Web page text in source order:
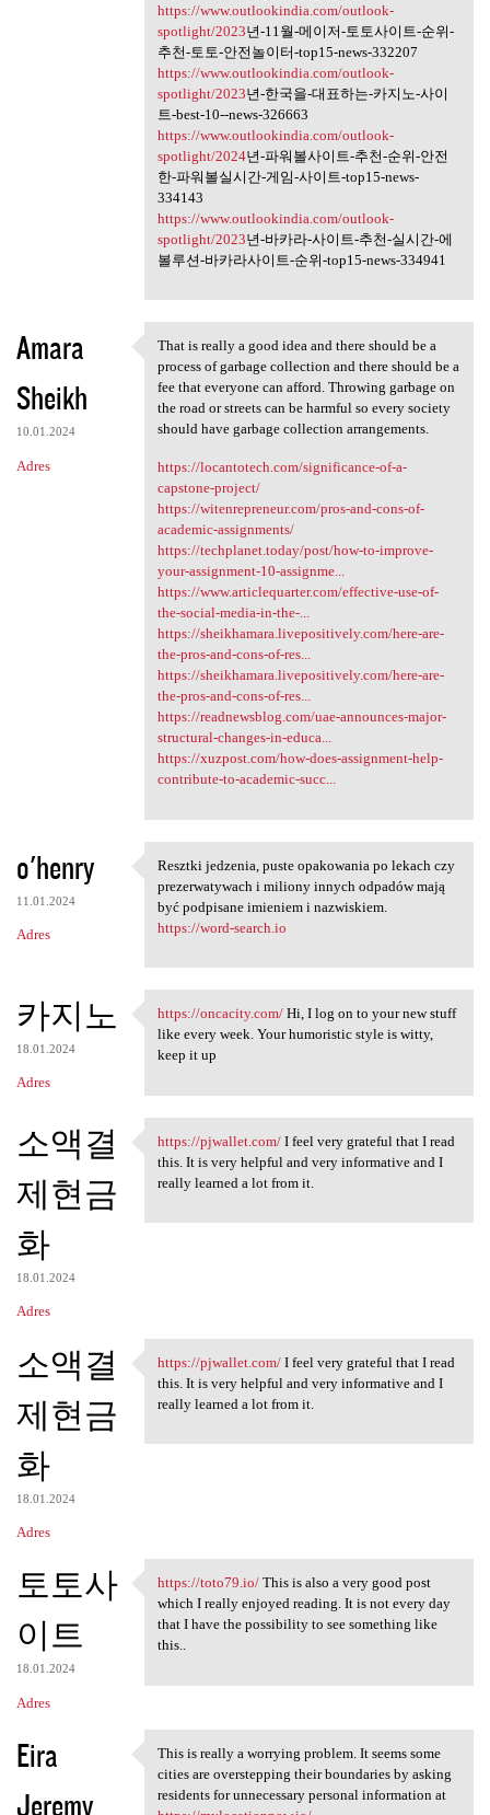
https://www.outlookindia.com/outlook-
spotlight/2023년-11월-메이저-토토사이트-순위-
추천-토토-안전놀이터-top15-news-332207
https://www.outlookindia.com/outlook-
spotlight/2023년-한국을-대표하는-카지노-사이
트-best-10--news-326663
https://www.outlookindia.com/outlook-
spotlight/2024년-파워볼사이트-추천-순위-안전
한-파워볼실시간-게임-사이트-top15-news-
334143
https://www.outlookindia.com/outlook-
spotlight/2023년-바카라-사이트-추천-실시간-에
볼루션-바카라사이트-순위-top15-news-334941
Amara
Sheikh
10.01.2024
Adres
That is really a good idea
That is really a good idea and there should be a
process of garbage collection and there should be a
fee that everyone can afford. Throwing garbage on
the road or streets can be harmful so every society
should have garbage collection arrangements.
https://locantotech.com/significance-of-a-
capstone-project/
https://witenrepreneur.com/pros-and-cons-of-
academic-assignments/
https://techplanet.today/post/how-to-improve-
your-assignment-10-assignme...
https://www.articlequarter.com/effective-use-of-
the-social-media-in-the-...
https://sheikhamara.livepositively.com/here-are-
the-pros-and-cons-of-res...
https://sheikhamara.livepositively.com/here-are-
the-pros-and-cons-of-res...
https://readnewsblog.com/uae-announces-major-
structural-changes-in-educa...
https://xuzpost.com/how-does-assignment-help-
contribute-to-academic-succ...
o'henry
11.01.2024
Adres
Resztki jedzenia, puste
Resztki jedzenia, puste opakowania po lekach czy
prezerwatywach i miliony innych odpadów mają
być podpisane imieniem i nazwiskiem.
https://word-search.io
카지노
18.01.2024
Adres
https://oncacity.com/ Hi, I
https://oncacity.com/Hi, I log on to your new stuff
like every week. Your humoristic style is witty,
keep it up
소액결
제현금
화
18.01.2024
Adres
https://pjwallet.com/ I feel
https://pjwallet.com/I feel very grateful that I read
this. It is very helpful and very informative and I
really learned a lot from it.
소액결
제현금
화
18.01.2024
Adres
https://pjwallet.com/ I feel
https://pjwallet.com/I feel very grateful that I read
this. It is very helpful and very informative and I
really learned a lot from it.
토토사
이트
18.01.2024
Adres
https://toto79.io/ This is
https://toto79.io/This is also a very good post
which I really enjoyed reading. It is not every day
that I have the possibility to see something like
this..
Eira
Jeremy
This is really a worrying
This is really a worrying problem. It seems some
cities are overstepping their boundaries by asking
residents for unnecessary personal information at